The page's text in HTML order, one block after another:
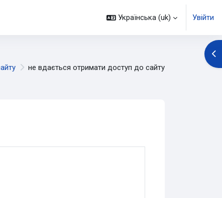
Українська ‎(uk)‎ Увійти
не вдається отримати доступ до сайту